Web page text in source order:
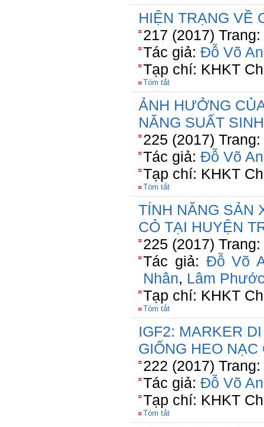
HIỆN TRẠNG VỀ
217 (2017) Trang:
Tác giả: Đỗ Võ
Tạp chí: KHKT
Tóm tắt
ẢNH HƯỞNG
NĂNG SUẤT
225 (2017) Trang:
Tác giả: Đỗ Võ
Tạp chí: KHKT
Tóm tắt
TÍNH NĂNG SẢN
CỎ TẠI HUYỆN
225 (2017)
Tác giả: Đỗ Võ
Nhân, Lâm
Tạp chí: KHKT
Tóm tắt
IGF2: MARKER
GIỐNG HEO NẠC
222 (2017) Trang:
Tác giả: Đỗ Võ
Tạp chí: KHKT
Tóm tắt